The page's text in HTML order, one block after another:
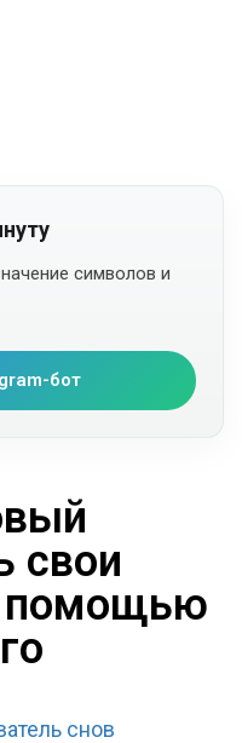
символов и
бот
свои
помощью
снов